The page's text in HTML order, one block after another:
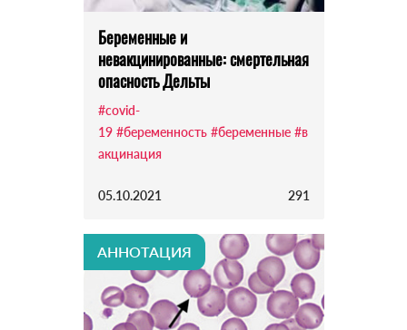
Беременные и
невакцинированные: смертельная
опасность Дельты
#covid-
19 #беременность #беременные #в
акцинация
05.10.2021 291
АННОТАЦИЯ